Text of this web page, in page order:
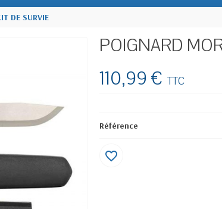
DE SURVIE
POIGNARD
110,99 €TTC
Référence
favorite_border